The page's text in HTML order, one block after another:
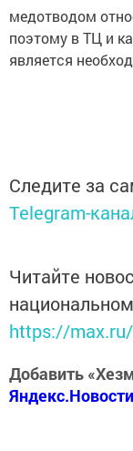
медотводом
поэтому в ТЦ и
является
Следите за
Telegram-
Читайте
https://
Добавить
Яндекс.Новости